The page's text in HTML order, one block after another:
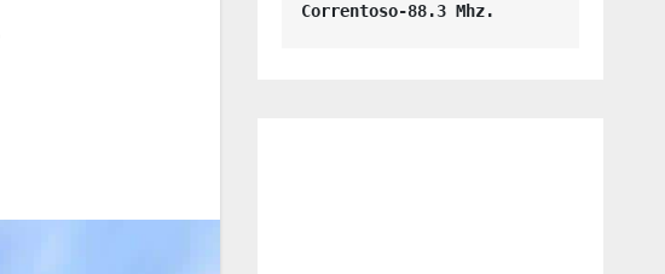
Correntoso-88.3 Mhz.